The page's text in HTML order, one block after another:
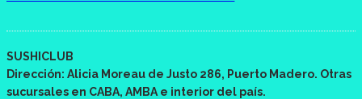
SUSHICLUB
Dirección: Alicia Moreau de Justo 286, Puerto Madero. Otras
sucursales en CABA, AMBA e interior del país.